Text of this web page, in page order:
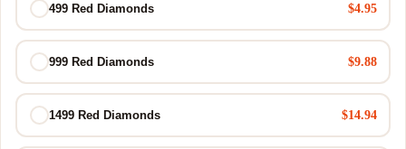
499 Red Diamonds $4.95
999 Red Diamonds $9.88
1499 Red Diamonds $14.94